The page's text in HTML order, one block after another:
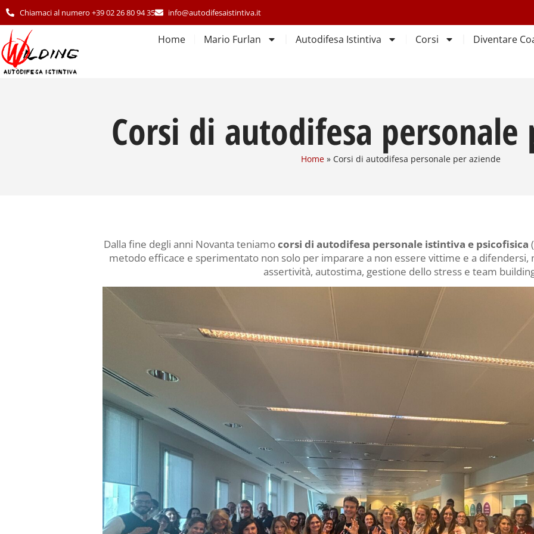
Chiamaci al numero +39 02 26 80 94 35 info@autodifesaistintiva.it
Home Mario Furlan Autodifesa Istintiva Corsi Diventare
Corsi di autodifesa personale
Home» Corsi di autodifesa personale per aziende
Dalla fine degli anni Novanta teniamocorsi di autodifesa personale istintiva e psicofisica
metodo efficace e sperimentato non solo per imparare a non essere vittime e a difendersi,
assertività, autostima, gestione dello stress e team